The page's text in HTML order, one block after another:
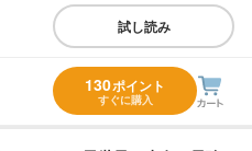
試し読み
130ポイント
すぐに購入